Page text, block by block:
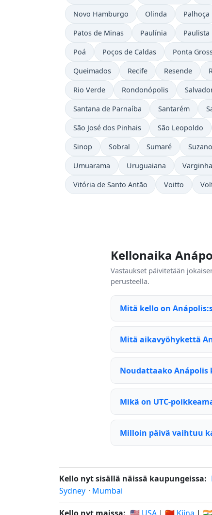
Novo Hamburgo Olinda Palhoça
Patos de Minas Paulínia Paulista
Poá Poços de Caldas Ponta
Queimados Recife Resende
Rio Verde Rondonópolis
Santana de Parnaíba Santarém
São José dos Pinhais São Leopoldo
Sinop Sobral Sumaré Suzano
Umuarama Uruguaiana Varginha
Vitória de Santo Antão Voitto
Kellonaika
Vastaukset päivitetään
perusteella.
Mitä kello on
Mitä aikavyöhykettä
Noudattaako Anápolis
Mikä on UTC-
Milloin päivä vaihtuu
Kello nyt sisällä näissä kaupungeissa:
Sydney · Mumbai